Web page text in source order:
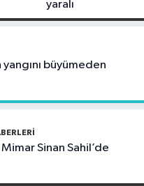
yaralı
büyümeden
Sinan Sahil’de